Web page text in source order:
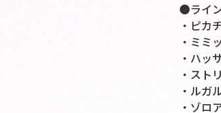
●ライン
・ピカ
・ミミ
・ハッ
・スト
・ルガ
・ゾロ